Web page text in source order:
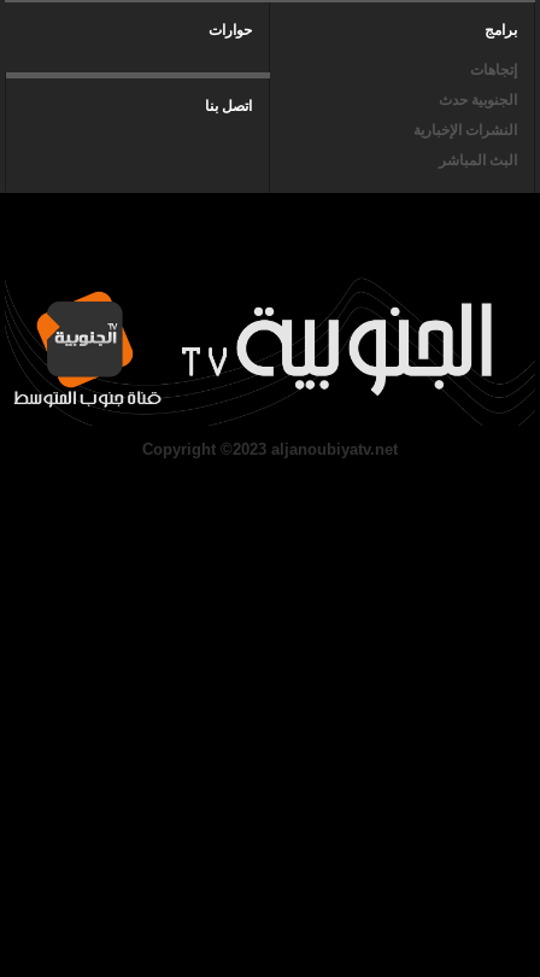
برامج
إتجاهات
الجنوبية حدث
النشرات الإخبارية
البث المباشر
حوارات
اتصل بنا
Copyright ©2023 aljanoubiyatv.net